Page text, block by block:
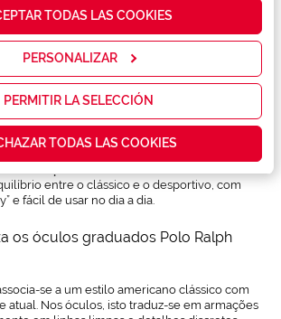
TODAS LAS COOKIES
PERSONALIZAR
PERMITIR LA SELECCIÓN
TODAS LAS COOKIES
de história, o universo Ralph Lauren
de estilo intemporal que continua a
entre o clássico e o desportivo, com
e fácil de usar no dia a dia.
os óculos graduados Polo Ralph
se a um estilo americano clássico com
atual. Nos óculos, isto traduz-se em armações